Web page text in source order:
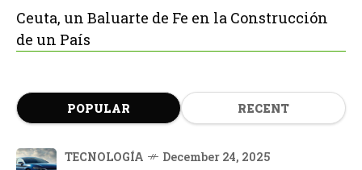
Ceuta, un Baluarte de Fe en la Construcción
de un País
POPULAR RECENT
TECNOLOGÍA December 24, 2025